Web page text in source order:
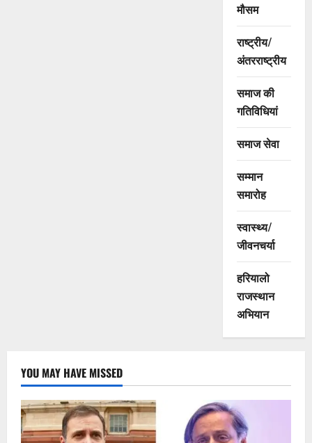
मौसम
राष्ट्रीय/
अंतरराष्ट्रीय
समाज की
गतिविधियां
समाज सेवा
सम्मान
समारोह
स्वास्थ्य/
जीवनचर्या
हरियालो
राजस्थान
अभियान
YOU MAY HAVE MISSED